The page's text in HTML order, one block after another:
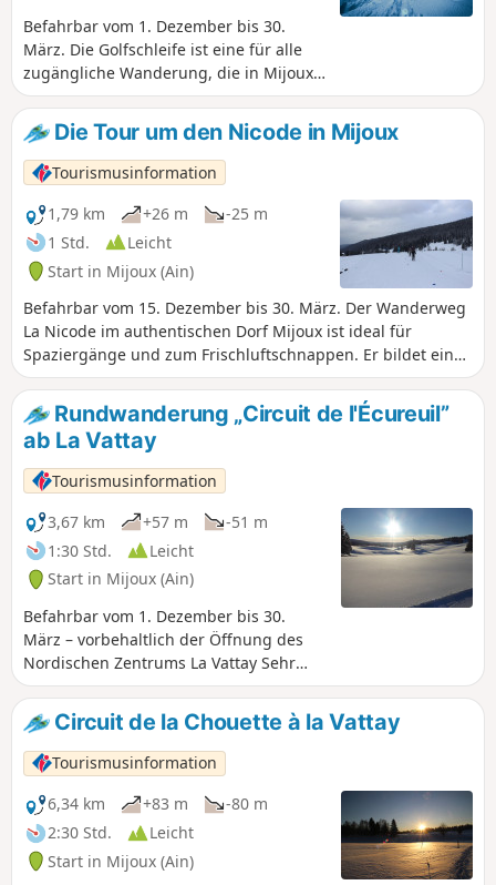
Befahrbar vom 1. Dezember bis 30.
März. Die Golfschleife ist eine für alle
zugängliche Wanderung, die in Mijoux
beginnt. Sie ist abwechslungsreich, mit
Nadelwald, schönen Weiten am Ende
des Golfplatzes und dem sanften
Rauschen des Flusses.Eine herrliche
Wanderung, um die Valserine mit ihren
zauberhaften Schneelandschaften zu
entdecken.Der Weg kann mit
Schneeschuhen oder zu Fuß begangen
werden.Geeignet für Familien mit
Schlitten und Kindern.Diese Strecke
kann nur im Winter bei Schnee
begangen werden und ist violett
markiert.
Die Tour um den Nicode in Mijoux
Tourismusinformation
1,79 km
+26 m
-25 m
1 Std.
Leicht
Start in Mijoux (Ain)
Befahrbar vom 15. Dezember bis 30. März. Der Wanderweg
La Nicode im authentischen Dorf Mijoux ist ideal für
Spaziergänge und zum Frischluftschnappen. Er bildet eine
Schleife am Rande der Valserine. Eine herrliche
Wanderung, um die Valserine mit ihren zauberhaften
Schneelandschaften zu entdecken.Die Piste kann für
verschiedene Aktivitäten genutzt werden:
Schneeschuhwandern, Langlaufen, Wandern.Für Familien
mit Schlitten und Kindern geeignet. Diese Strecke kann nur
im Winter bei Schnee begangen werden und ist violett
markiert.
Rundwanderung „Circuit de l'Écureuil”
ab La Vattay
Tourismusinformation
3,67 km
+57 m
-51 m
1:30 Std.
Leicht
Start in Mijoux (Ain)
Befahrbar vom 1. Dezember bis 30.
März – vorbehaltlich der Öffnung des
Nordischen Zentrums La Vattay Sehr
schöne Route im Gebiet La Vattay, die
durch das Nationale Naturschutzgebiet
Haute Chaîne du Jura führt (die
geltenden Vorschriften sind zu
beachten). Der Zugang zum Gebiet La
Vattay ist kostenpflichtig. Diese Strecke
ist präpariert und mit violetten
Markierungen gekennzeichnet. Sie ist
für Kinder geeignet.
Circuit de la Chouette à la Vattay
Tourismusinformation
6,34 km
+83 m
-80 m
2:30 Std.
Leicht
Start in Mijoux (Ain)